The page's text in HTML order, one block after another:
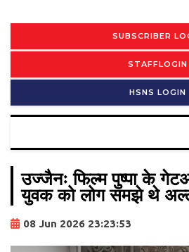
SUBSCRIBER
STAFFLOGIN
HSNS LOGIN
उज्जैनः फिल्म पुष्पा के
युवक को लोग समझे थे
08 Jun 2026 23:23:53